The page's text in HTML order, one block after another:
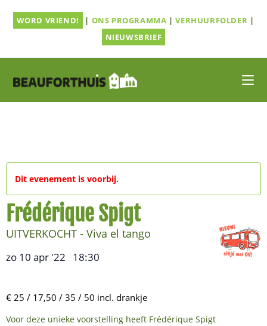
naarWORD VRIEND! | ONS PROGRAMMA |VERHUURFOLDER |
NIEUWSBRIEF
Dit evenement is voorbij.
Frédérique Spigt
UITVERKOCHT - Viva el tango
zo 10 apr '22 18:30
€ 25 / 17,50 / 35 / 50 incl. drankje
Voor deze unieke voorstelling heeft Frédérique Spigt